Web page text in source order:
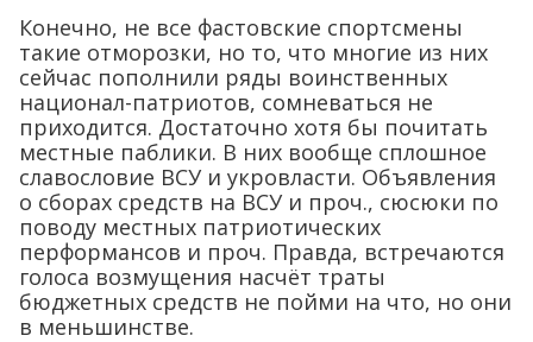
Конечно, не все фастовские спортсмены
такие отморозки, но то, что многие из них
сейчас пополнили ряды воинственных
национал-патриотов, сомневаться не
приходится. Достаточно хотя бы почитать
местные паблики. В них вообще сплошное
славословие ВСУ и укровласти. Объявления
о сборах средств на ВСУ и проч., сюсюки по
поводу местных патриотических
перформансов и проч. Правда, встречаются
голоса возмущения насчёт траты
бюджетных средств не пойми на что, но они
в меньшинстве.